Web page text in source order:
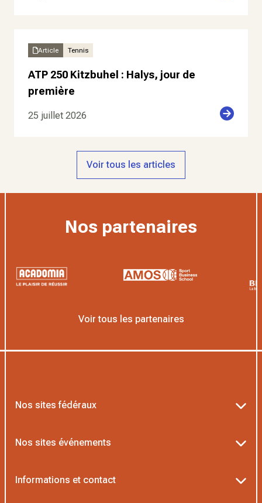
Article Tennis
ATP 250 Kitzbuhel : Halys, jour de
première
25 juillet 2026
Voir tous les articles
Nos partenaires
Voir tous les partenaires
Nos sites fédéraux
Nos sites événements
Informations et contact